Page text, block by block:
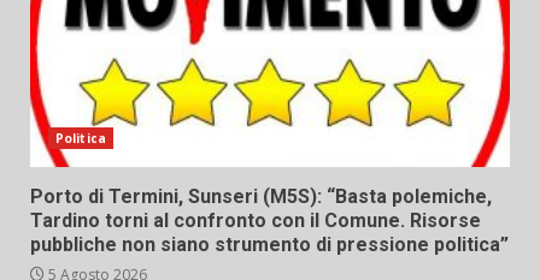
Politica
Porto di Termini, Sunseri (M5S): “Basta polemiche,
Tardino torni al confronto con il Comune. Risorse
pubbliche non siano strumento di pressione politica”
5 Agosto 2026